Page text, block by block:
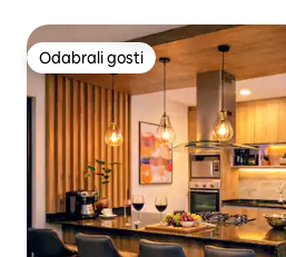
Odabrali gosti
Odabrali gosti